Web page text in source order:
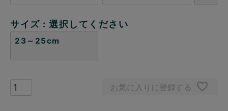
サイズ 選択してください
23～25cm
お気に入りに登録する